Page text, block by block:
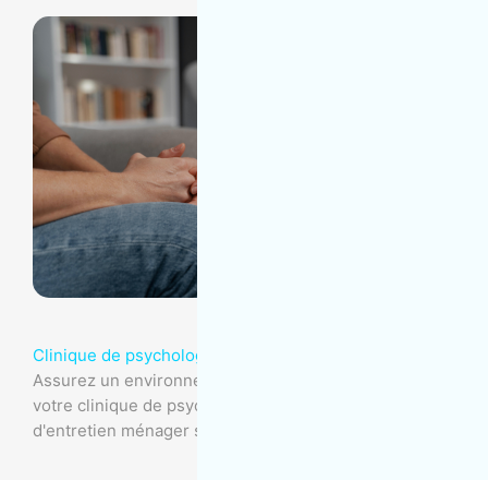
Clinique de psychologie
Assurez un environnement propre et sécurisé dans
votre clinique de psychologie grâce à nos services
d'entretien ménager spécialisés.